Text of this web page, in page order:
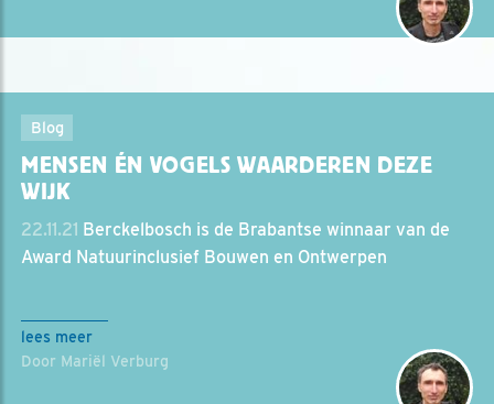
Blog
MENSEN ÉN VOGELS WAARDEREN DEZE
WIJK
22.11.21 Berckelbosch is de Brabantse winnaar van de
Award Natuurinclusief Bouwen en Ontwerpen
lees meer
Door Mariël Verburg